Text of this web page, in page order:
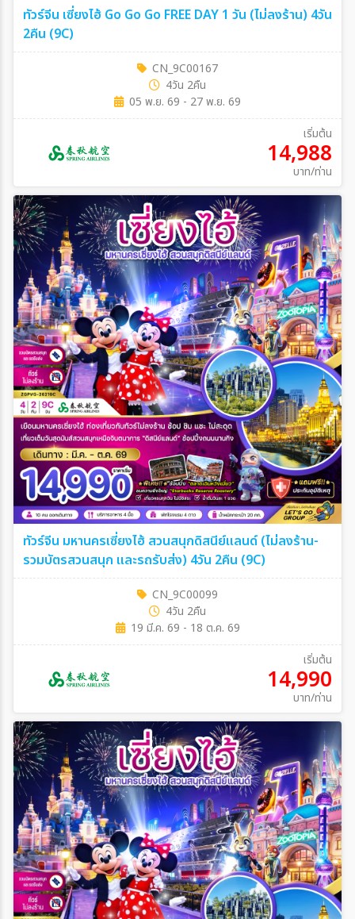
ทัวร์จีน เซี่ยงไฮ้ Go Go Go FREE DAY 1 วัน (ไม่ลงร้าน) 4วัน
2คืน (9C)
CN_9C00167
4วัน 2คืน
05 พ.ย. 69 - 27 พ.ย. 69
เริ่มต้น
14,988
บาท/ท่าน
ทัวร์จีน มหานครเซี่ยงไฮ้ สวนสนุกดิสนีย์แลนด์ (ไม่ลงร้าน-
รวมบัตรสวนสนุก และรถรับส่ง) 4วัน 2คืน (9C)
CN_9C00099
4วัน 2คืน
19 มี.ค. 69 - 18 ต.ค. 69
เริ่มต้น
14,990
บาท/ท่าน